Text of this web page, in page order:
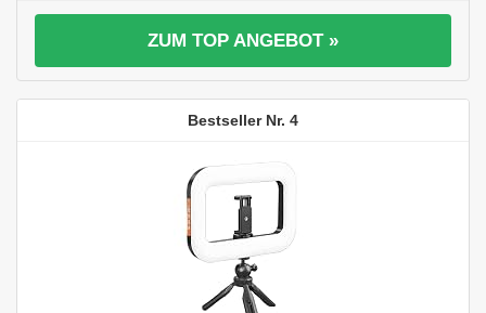
ZUM TOP ANGEBOT »
4